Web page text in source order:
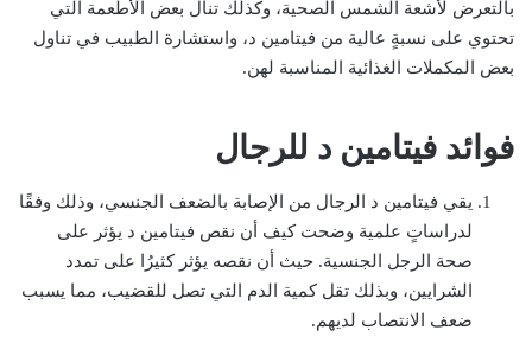
بالتعرض لأشعة الشمس الصحية، وكذلك تنال بعض الأطعمة التي
تحتوي على نسبةٍ عالية من فيتامين د، واستشارة الطبيب في تناول
بعض المكملات الغذائية المناسبة لهن.
فوائد فيتامين د للرجال
يقي فيتامين د الرجال من الإصابة بالضعف الجنسي، وذلك وفقًا
لدراساتٍ علمية وضحت كيف أن نقص فيتامين د يؤثر على
صحة الرجل الجنسية. حيث أن نقصه يؤثر كثيرُا على تمدد
الشرايين، وبذلك تقل كمية الدم التي تصل للقضيب، مما يسبب
ضعف الانتصاب لديهم.